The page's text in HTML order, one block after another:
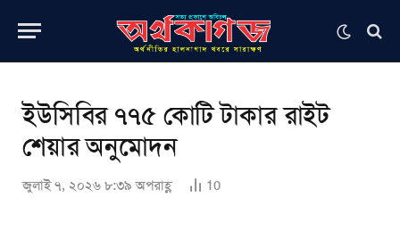
ইউসিবির ৭৭৫ কোটি টাকার রাইট
শেয়ার অনুমোদন
জুলাই ৭, ২০২৬ ৮:৩৯ অপরাহ্ণ 10